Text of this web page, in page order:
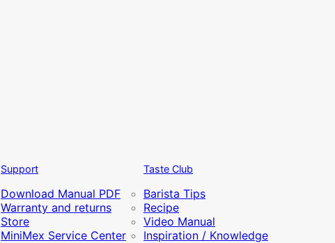
Support
Download Manual PDF
Warranty and returns
Store
MiniMex Service Center
Taste Club
Barista Tips
Recipe
Video Manual
Inspiration / Knowledge